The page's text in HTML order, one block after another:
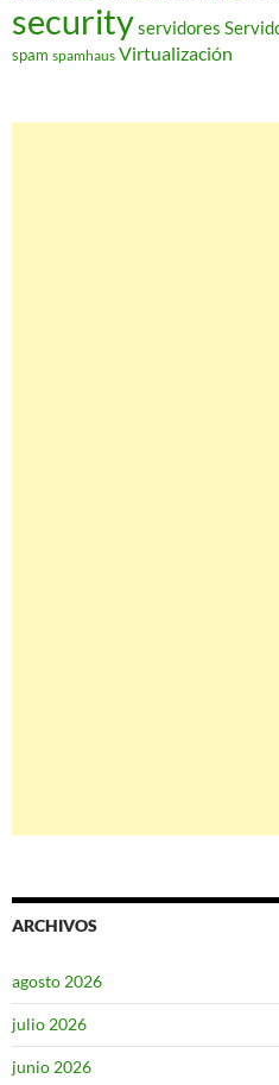
securityservidores
spam spamhaus Virtualización
ARCHIVOS
agosto 2026
julio 2026
junio 2026